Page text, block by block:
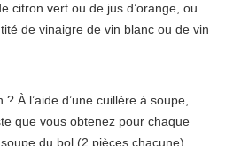
citron vert ou de jus d’orange, ou
de vinaigre de vin blanc ou de vin
À l’aide d’une cuillère à soupe,
que vous obtenez pour chaque
du bol (2 pièces chacune),